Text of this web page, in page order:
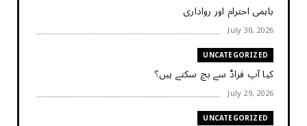
باہمی احترام اور رواداری
July 30, 2026
UNCATEGORIZED
کیا آپ فراڈ سے بچ سکتے ہیں؟
July 29, 2026
UNCATEGORIZED